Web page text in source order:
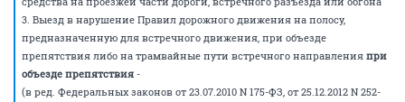
3. Выезд в нарушение Правил дорожного движения на полосу,
предназначенную для встречного движения, при объезде
препятствия либо на трамвайные пути встречного направления при
объезде препятствия -
(в ред. Федеральных законов от 23.07.2010 N 175-ФЗ, от 25.12.2012 N 252-